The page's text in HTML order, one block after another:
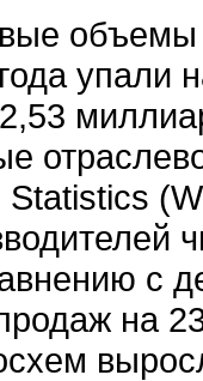
объемы
упали
Statistics
с
на